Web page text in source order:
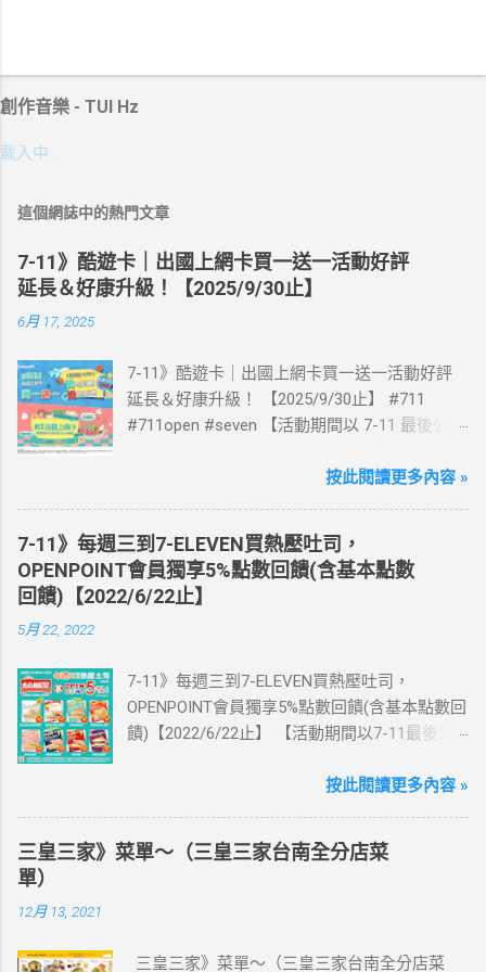
創作音樂 - TUI Hz
載入中…
這個網誌中的熱門文章
7-11》酷遊卡｜出國上網卡買一送一活動好評
延長＆好康升級！【2025/9/30止】
6月 17, 2025
7-11》酷遊卡｜出國上網卡買一送一活動好評
延長＆好康升級！ 【2025/9/30止】 #711
#711open #seven 【活動期間以 7-11 最後公告
國上網卡 方便、快速、享買一送一優惠！ > 實
送王品集團300元即享券。 (出國開通啟用後回
活動網站登錄 【點我登錄】 ) > eSIM出國上網
卡：好康升級！購買eSIM「吃到飽」方案；即
送同天數「吃到飽」方案。 (例：買1張日本5天
來超商買省錢又方便💰 ·活動詳情：好康優惠看
這邊 【點我看好康優惠】 ·eSIM ibon 購買教學
【點我觀看教學】 📲 全球上網首選，速度穩
澳、美國、菲律賓、歐洲、土耳其 熱門地區通
通有 📲 立即取卡免等待超便利 ✈️ 180天彈性開
通不怕過期 🧳 一人買兩人用，享受出國網路自
由~~eSIM吃到飽買一送一 eSIM適用機型： ※
按此閱讀更多內容 »
7-11》每週三到7-ELEVEN買熱壓吐司，
OPENPOINT會員獨享5%點數回饋(含基本點數
回饋)【2022/6/22止】
5月 22, 2022
7-11》每週三到7-ELEVEN買熱壓吐司，
OPENPOINT會員獨享5%點數回饋(含基本點數回
饋)【2022/6/22止】 【活動期間以7-11最後公
111/5/4~6/22 每週三到7-ELEVEN買熱壓吐司
饋) 【販售門市查詢】
https://emap.pcsc.com.tw/emap.aspx# 小編推
台式傳統口味~好評回購 注意事項 1.本優惠不得
按此閱讀更多內容 »
三皇三家》菜單～（三皇三家台南全分店菜
單）
12月 13, 2021
三皇三家》菜單～（三皇三家台南全分店菜